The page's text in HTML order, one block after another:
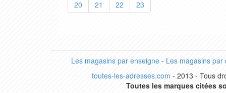
20
21 22 23
Les magasins par enseigne- Les magasins par
toutes-les-adresses.com - 2013 - Tous
Toutes les marques citées